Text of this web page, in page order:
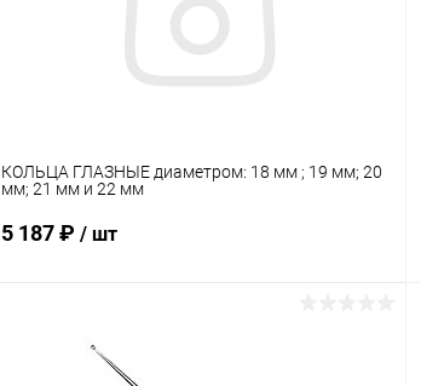
КОЛЬЦА ГЛАЗНЫЕ диаметром: 18 мм ; 19 мм; 20
мм; 21 мм и 22 мм
5 187 ₽ / шт